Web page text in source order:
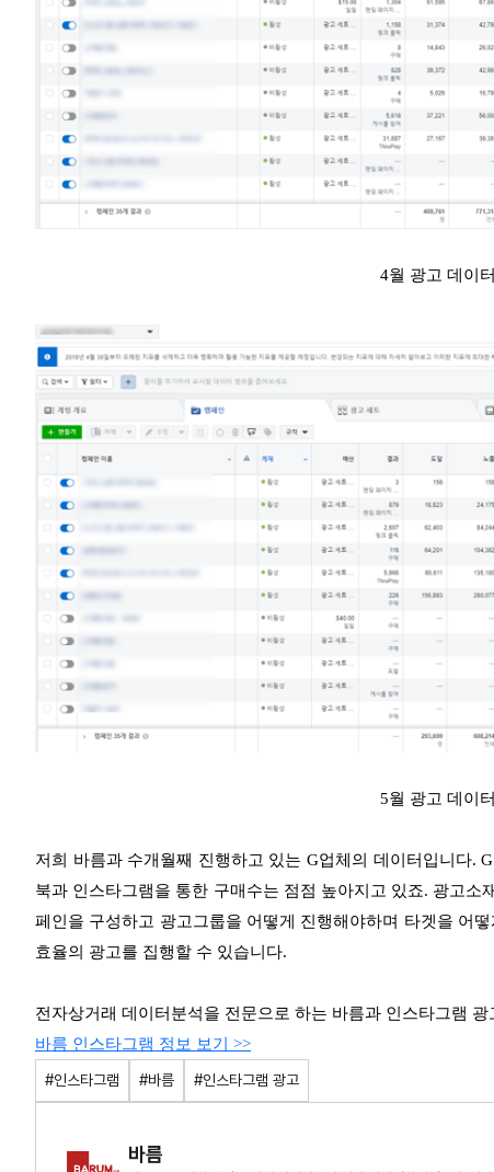
4월 광고 데이
5월 광고 데이
저희 바름과 수개월째 진행하고 있는 G업체의 데이터입니다.
북과 인스타그램을 통한 구매수는 점점 높아지고 있죠. 광고
페인을 구성하고 광고그룹을 어떻게 진행해야하며 타겟을 어
효율의 광고를 집행할 수 있습니다.
전자상거래 데이터분석을 전문으로 하는 바름과 인스타그램
바름 인스타그램 정보 보기 >>
#인스타그램 #바름 #인스타그램 광고
바름